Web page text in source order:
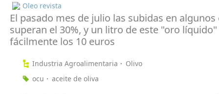
Oleo revista
El pasado mes de julio las subidas en algunos
superan el 30%, y un litro de este "oro líquido"
fácilmente los 10 euros
Industria Agroalimentaria
Olivo
ocu
aceite de oliva